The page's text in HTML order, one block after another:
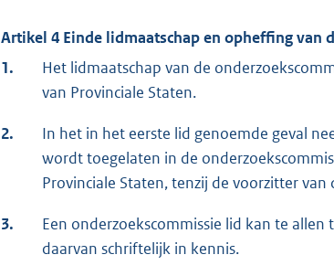
Artikel 4 Einde lidmaatschap en opheffing van
1.
Het lidmaatschap van de
van Provinciale Staten.
2.
In het in het eerste lid genoemde geval
wordt toegelaten in de
Provinciale Staten, tenzij de voorzitter
3.
Een onderzoekscommissie lid kan te
daarvan schriftelijk in kennis.